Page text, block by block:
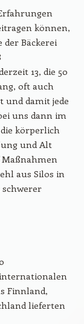
können,
Bäckerei
13, die 50
oft auch
und damit jede
uns dann im
körperlich
und Alt
aus Silos in
schwerer
Finnland,
lieferten